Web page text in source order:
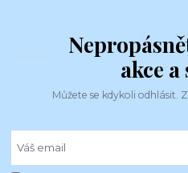
akce a
Můžete se kdykoli odhlásit.